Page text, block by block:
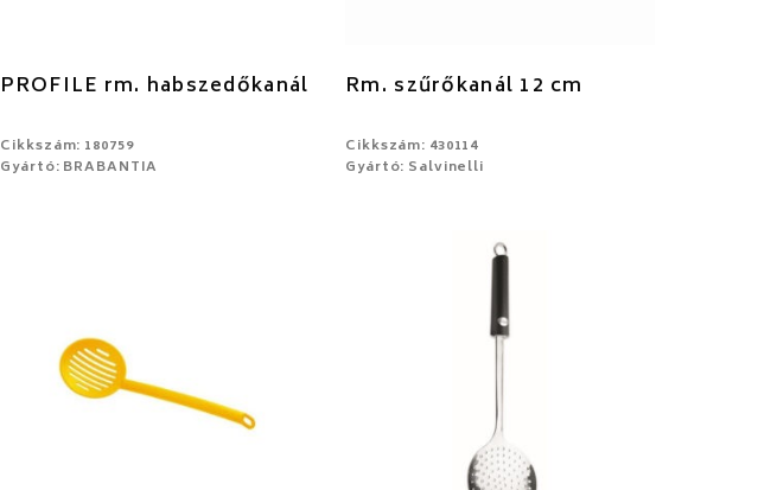
PROFILE rm. habszedőkanál
Cikkszám: 180759
Gyártó: BRABANTIA
Rm. szűrőkanál 12 cm
Cikkszám: 430114
Gyártó: Salvinelli